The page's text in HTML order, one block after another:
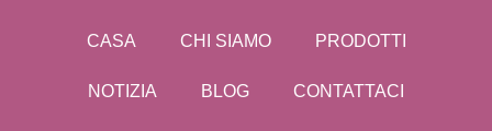
CASA CHI SIAMO PRODOTTI
NOTIZIA BLOG CONTATTACI